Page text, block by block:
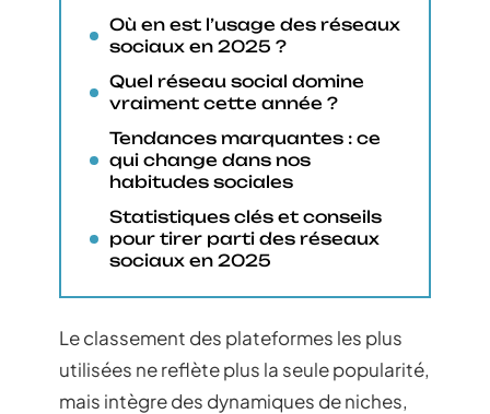
Où en est l’usage des réseaux
sociaux en 2025 ?
Quel réseau social domine
vraiment cette année ?
Tendances marquantes : ce
qui change dans nos
habitudes sociales
Statistiques clés et conseils
pour tirer parti des réseaux
sociaux en 2025
Le classement des plateformes les plus
utilisées ne reflète plus la seule popularité,
mais intègre des dynamiques de niches,